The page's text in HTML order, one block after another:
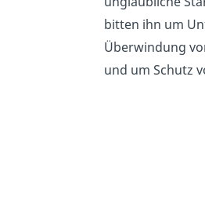
bitten ihn um
Überwindung
und um Schutz